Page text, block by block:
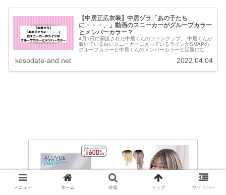
【中居正広衣装】中居ヅラ「あの子たち
に・・・、」動画のスニーカーがグループカラー
とメンバーカラー？
4月1日に開設された中居くんのファンクラブ。 中居くんが
履いている白いスニーカーに入っているラインがSMAPの
グループカラーと中居くんのメンバーカラーと話題になっ
kosodate-and.net 2022.04.04
メニュー ホーム 検索 トップ サイドバー